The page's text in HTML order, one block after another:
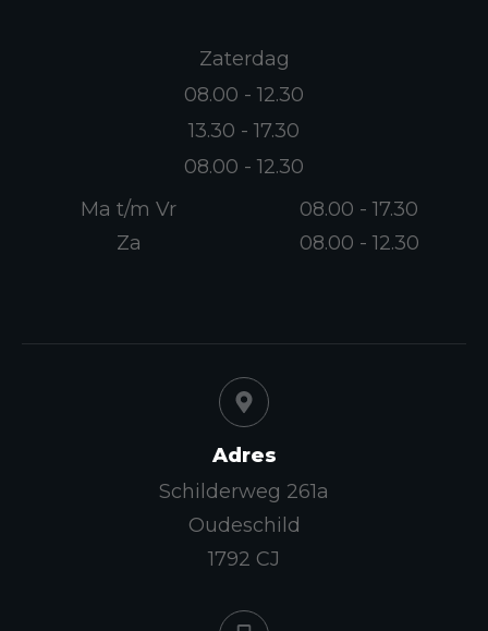
Zaterdag
08.00 - 12.30
13.30 - 17.30
08.00 - 12.30
Ma t/m Vr
Za
08.00 - 17.30
08.00 - 12.30
Adres
Schilderweg 261a
Oudeschild
1792 CJ